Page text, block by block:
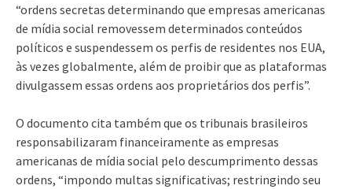
“ordens secretas determinando que empresas americanas
de mídia social removessem determinados conteúdos
políticos e suspendessem os perfis de residentes nos EUA,
às vezes globalmente, além de proibir que as plataformas
divulgassem essas ordens aos proprietários dos perfis”.
O documento cita também que os tribunais brasileiros
responsabilizaram financeiramente as empresas
americanas de mídia social pelo descumprimento dessas
ordens, “impondo multas significativas; restringindo seu